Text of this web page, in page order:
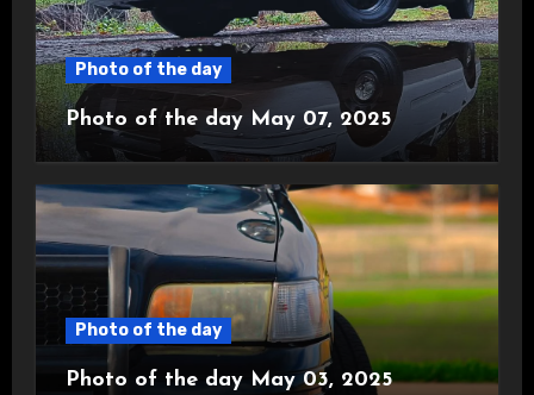
Photo of the day
Photo of the day May 07, 2025
Photo of the day
Photo of the day May 03, 2025